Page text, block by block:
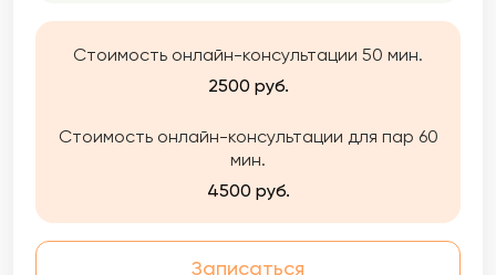
тревожность, разобраться в себе,
подружиться с эмоциями и перестать жить
Стоимость онлайн-консультации 50 мин.
2500 руб.
Стоимость онлайн-консультации для пар 60
мин.
4500 руб.
Записаться